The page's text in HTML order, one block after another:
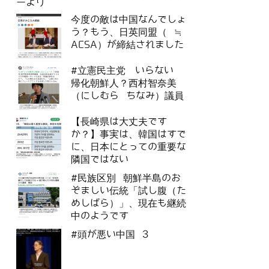
ーより
今度の敵は中国なんでしょ
う？もう、日英同盟（ ≒
ACSA）が締結されました
#立憲民主党 いらない
帰化朝鮮人？西村智奈美
（にしむら ちなみ）議員
【長崎県は大丈夫です
か？】事実は、韓国はすで
に、日本にとっての重要な
隣国ではない
#民族区別 朝鮮半島のお
ぞましい伝統「試し腹（た
めしばら）」、現在も継続
中のようです
#頭が悪い中国 3